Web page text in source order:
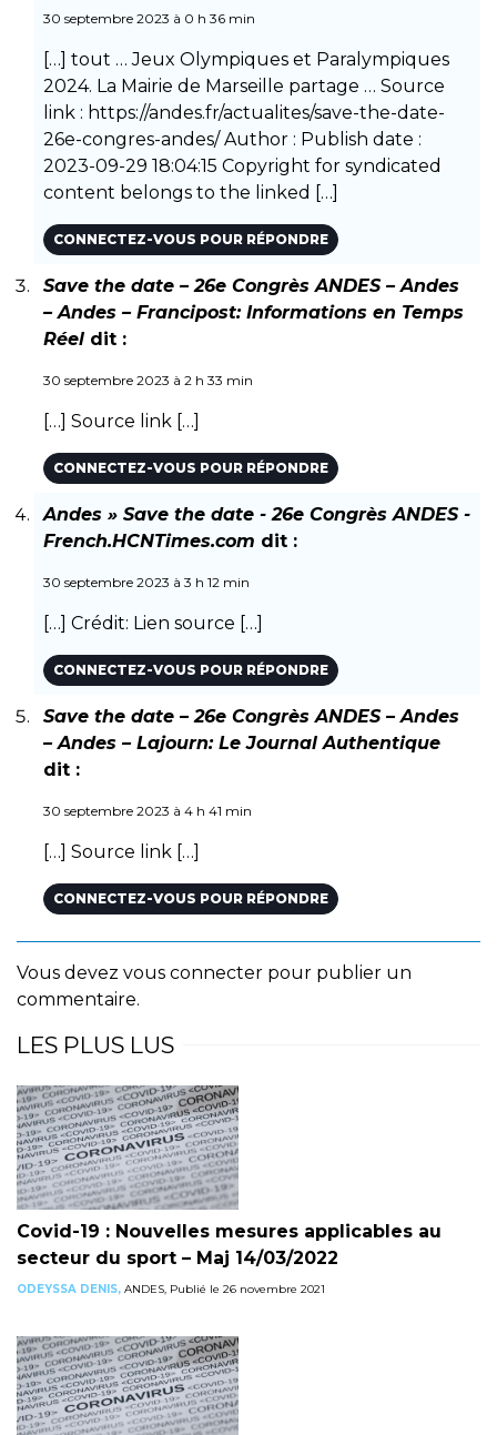
30 septembre 2023 à 0 h 36 min
[…] tout … Jeux Olympiques et Paralympiques
2024. La Mairie de Marseille partage … Source
link : https://andes.fr/actualites/save-the-date-
26e-congres-andes/Author : Publish date :
2023-09-29 18:04:15 Copyright for syndicated
content belongs to the linked […]
CONNECTEZ-VOUS POUR RÉPONDRE
Save the date – 26e Congrès ANDES – Andes
– Andes – Francipost: Informations en Temps
Réel dit :
30 septembre 2023 à 2 h 33 min
[…] Source link […]
CONNECTEZ-VOUS POUR RÉPONDRE
Andes » Save the date - 26e Congrès ANDES -
French.HCNTimes.com dit :
30 septembre 2023 à 3 h 12 min
[…] Crédit: Lien source […]
CONNECTEZ-VOUS POUR RÉPONDRE
Save the date – 26e Congrès ANDES – Andes
– Andes – Lajourn: Le Journal Authentique
dit :
30 septembre 2023 à 4 h 41 min
[…] Source link […]
CONNECTEZ-VOUS POUR RÉPONDRE
Vous devez vous connecter pour publier un
commentaire.
LES PLUS LUS
Covid-19 : Nouvelles mesures applicables au
secteur du sport – Maj 14/03/2022
ODEYSSA DENIS, ANDES, Publié le 26 novembre 2021